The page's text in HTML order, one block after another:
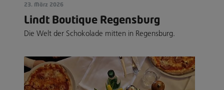
23. März 2026
Lindt Boutique Regensburg
Die Welt der Schokolade mitten in Regensburg.